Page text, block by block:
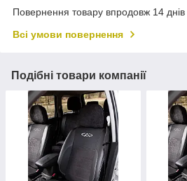
Повернення товару впродовж 14
Всі умови повернення
Подібні товари компанії